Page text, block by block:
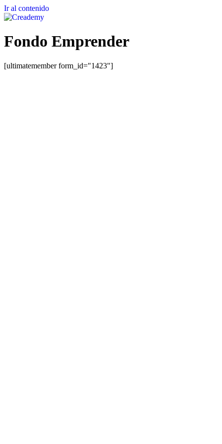
Ir al contenido
Fondo Emprender
[ultimatemember form_id="1423"]